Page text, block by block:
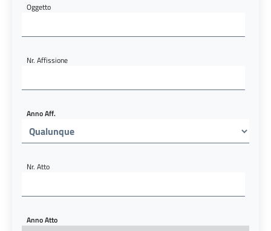
Oggetto
Nr. Affissione
Anno Aff.
Nr. Atto
Anno Atto